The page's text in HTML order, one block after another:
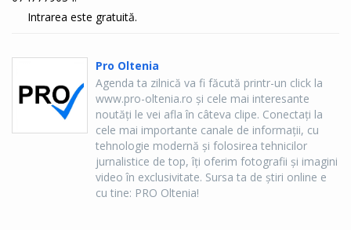
Intrarea este gratuită.
Pro Oltenia
Agenda ta zilnică va fi făcută printr-un click la
www.pro-oltenia.ro şi cele mai interesante
noutăţi le vei afla în câteva clipe. Conectaţi la
cele mai importante canale de informaţii, cu
tehnologie modernă şi folosirea tehnicilor
jurnalistice de top, îţi oferim fotografii şi imagini
video în exclusivitate. Sursa ta de ştiri online e
cu tine: PRO Oltenia!